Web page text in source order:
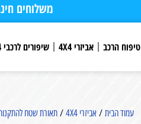
משלוחים חינם
טיפוח הרכב אביזרי 4X4 שיפורים לרכבי 4X4
עמוד הבית/ אביזרי 4X4 / תאורת שטח